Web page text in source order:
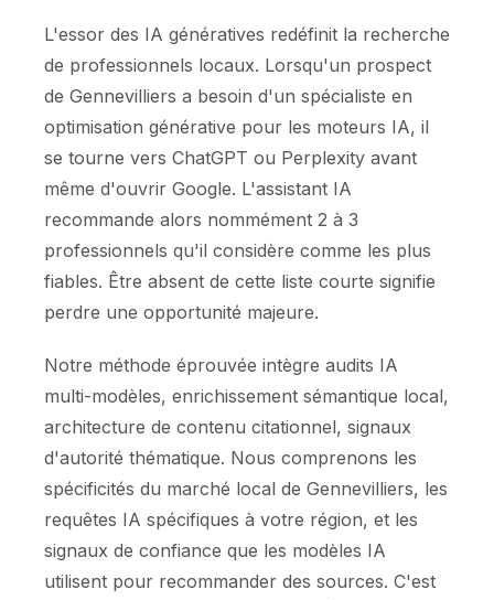
L'essor des IA génératives redéfinit la recherche
de professionnels locaux. Lorsqu'un prospect
de Gennevilliers a besoin d'un spécialiste en
optimisation générative pour les moteurs IA, il
se tourne vers ChatGPT ou Perplexity avant
même d'ouvrir Google. L'assistant IA
recommande alors nommément 2 à 3
professionnels qu'il considère comme les plus
fiables. Être absent de cette liste courte signifie
perdre une opportunité majeure.
Notre méthode éprouvée intègre audits IA
multi-modèles, enrichissement sémantique local,
architecture de contenu citationnel, signaux
d'autorité thématique. Nous comprenons les
spécificités du marché local de Gennevilliers, les
requêtes IA spécifiques à votre région, et les
signaux de confiance que les modèles IA
utilisent pour recommander des sources. C'est